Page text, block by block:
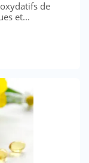
de
et...